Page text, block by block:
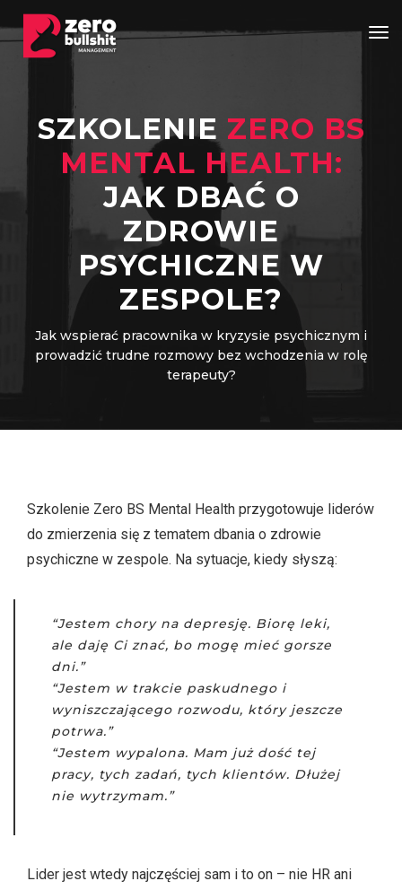
SZKOLENIE ZERO BS
MENTAL HEALTH:
JAK DBAĆ O
ZDROWIE
PSYCHICZNE W
ZESPOLE?
Jak wspierać pracownika w kryzysie psychicznym i
prowadzić trudne rozmowy bez wchodzenia w rolę
terapeuty?
Szkolenie Zero BS Mental Health przygotowuje liderów
do zmierzenia się z tematem dbania o zdrowie
psychiczne w zespole. Na sytuacje, kiedy słyszą:
“Jestem chory na depresję. Biorę leki,
ale daję Ci znać, bo mogę mieć gorsze
dni.”
“Jestem w trakcie paskudnego i
wyniszczającego rozwodu, który jeszcze
potrwa.”
“Jestem wypalona. Mam już dość tej
pracy, tych zadań, tych klientów. Dłużej
nie wytrzymam.”
Lider jest wtedy najczęściej sam i to on – nie HR ani